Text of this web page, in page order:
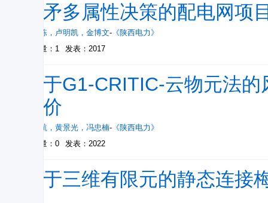
基矛多属性决策的配电网项
胡李栋 ， 卢明凯 ， 金博文- 《陕西电力》
被引量：1
发表：2017
基于G1-CRITIC-云物元法
评价
孙佳航 ， 黄景光 ， 冯忠楠- 《陕西电力》
被引量：0
发表：2022
基于三维有限元的静态连